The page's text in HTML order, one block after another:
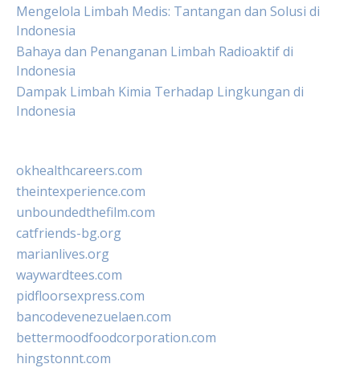
Mengelola Limbah Medis: Tantangan dan Solusi di
Indonesia
Bahaya dan Penanganan Limbah Radioaktif di
Indonesia
Dampak Limbah Kimia Terhadap Lingkungan di
Indonesia
okhealthcareers.com
theintexperience.com
unboundedthefilm.com
catfriends-bg.org
marianlives.org
waywardtees.com
pidfloorsexpress.com
bancodevenezuelaen.com
bettermoodfoodcorporation.com
hingstonnt.com